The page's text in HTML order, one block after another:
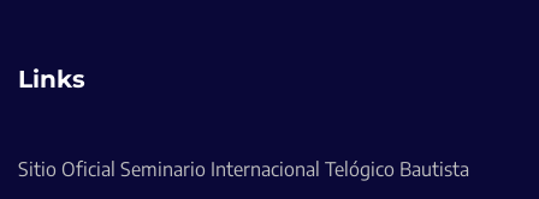
Links
Sitio Oficial Seminario Internacional Telógico Bautista